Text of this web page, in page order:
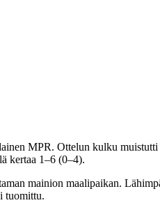
MPR. Ottelun kulku
kertaa 1–6 (0–4).
mainion maalipaikan.
tuomittu.